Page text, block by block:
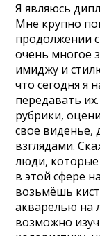
Я являюсь
Мне крупно
продолжении
очень многое
имиджу и
что сегодня я
передавать
рубрики,
свое
взглядами.
люди, которые
в этой сфере
возьмёшь
акварелью на
возможно